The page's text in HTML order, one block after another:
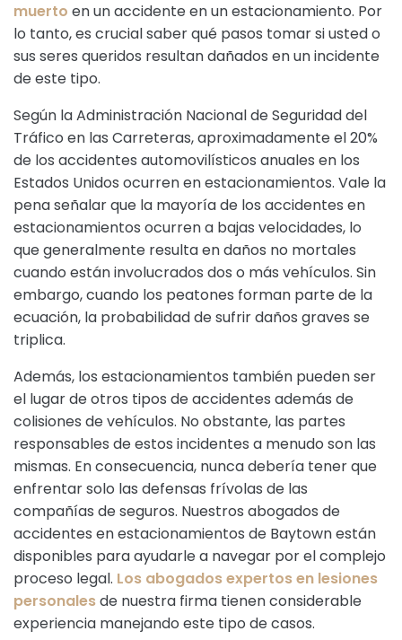
muerto en un accidente en un estacionamiento. Por
lo tanto, es crucial saber qué pasos tomar si usted o
sus seres queridos resultan dañados en un incidente
de este tipo.
Según la Administración Nacional de Seguridad del
Tráfico en las Carreteras, aproximadamente el 20%
de los accidentes automovilísticos anuales en los
Estados Unidos ocurren en estacionamientos. Vale la
pena señalar que la mayoría de los accidentes en
estacionamientos ocurren a bajas velocidades, lo
que generalmente resulta en daños no mortales
cuando están involucrados dos o más vehículos. Sin
embargo, cuando los peatones forman parte de la
ecuación, la probabilidad de sufrir daños graves se
triplica.
Además, los estacionamientos también pueden ser
el lugar de otros tipos de accidentes además de
colisiones de vehículos. No obstante, las partes
responsables de estos incidentes a menudo son las
mismas. En consecuencia, nunca debería tener que
enfrentar solo las defensas frívolas de las
compañías de seguros. Nuestros abogados de
accidentes en estacionamientos de Baytown están
disponibles para ayudarle a navegar por el complejo
proceso legal. Los abogados expertos en lesiones
personalesde nuestra firma tienen considerable
experiencia manejando este tipo de casos.